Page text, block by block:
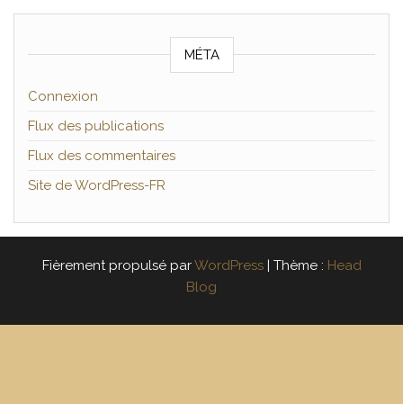
MÉTA
Connexion
Flux des publications
Flux des commentaires
Site de WordPress-FR
Fièrement propulsé parWordPress | Thème : Head
Blog